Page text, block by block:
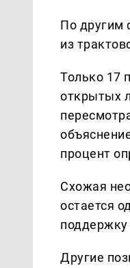
По другим
из
Только 17
открытых
процент
Схожая
остается
поддержку
Другие